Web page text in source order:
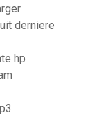
derniere
hp